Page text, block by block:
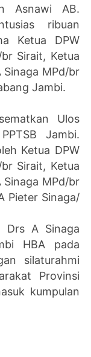
Asnawi AB.
ribuan
Ketua DPW
Sirait, Ketua
Sinaga MPd/br
Jambi.
Ulos
Jambi.
Ketua DPW
Sirait, Ketua
Sinaga MPd/br
Pieter Sinaga/
Drs A Sinaga
HBA pada
silaturahmi
Provinsi
kumpulan